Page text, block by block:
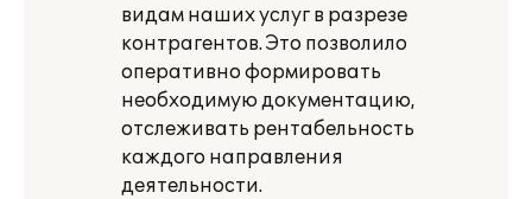
видам наших услуг в разрезе
контрагентов. Это позволило
оперативно формировать
необходимую документацию,
отслеживать рентабельность
каждого направления
деятельности.